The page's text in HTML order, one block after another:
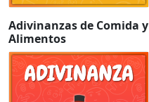
Adivinanzas de Comida y
Alimentos